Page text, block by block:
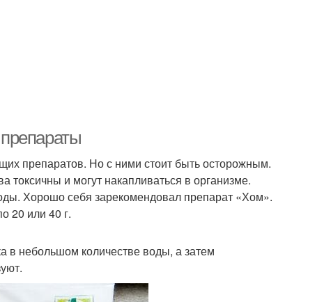
препаратов. Но с ними стоит быть осторожным.
и могут накапливаться в организме.
Хорошо себя зарекомендовал препарат «Хом».
20 или 40 г.
в небольшом количестве воды, а затем